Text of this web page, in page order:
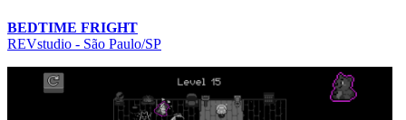
BEDTIME FRIGHT
REVstudio - São Paulo/SP